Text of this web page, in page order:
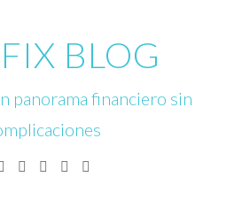
BLOG
panorama financiero sin
Facebook
TwitterLinkedinInstagram